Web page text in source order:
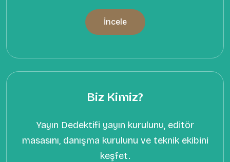
İncele
Biz Kimiz?
Yayın Dedektifi yayın kurulunu, editör
masasını, danışma kurulunu ve teknik ekibini
keşfet.